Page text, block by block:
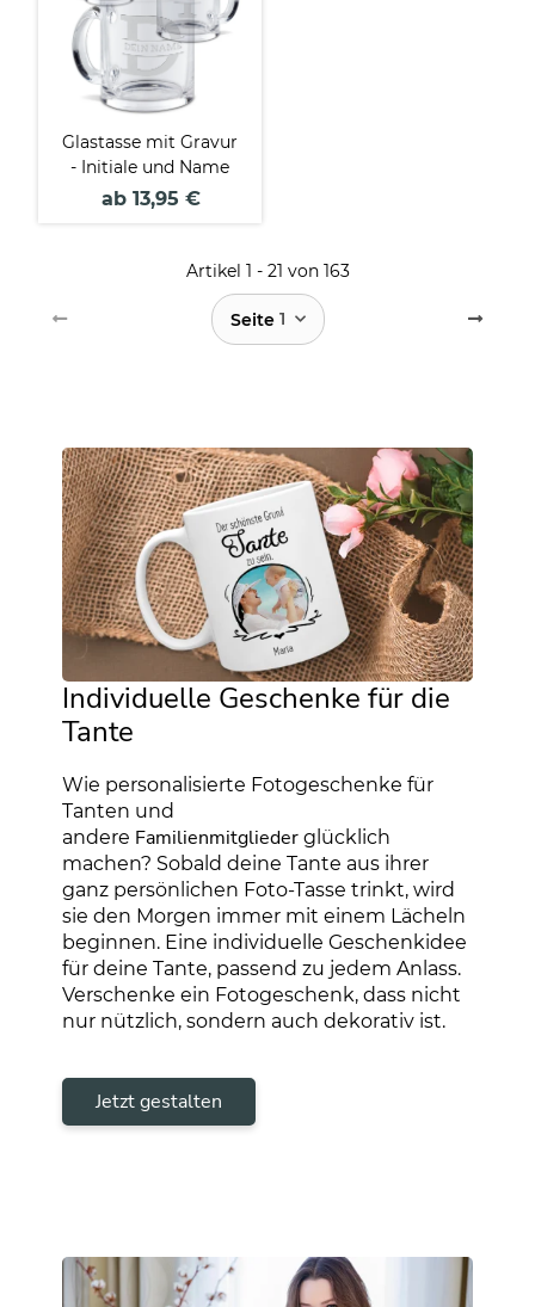
Glastasse mit Gravur
- Initiale und Name
ab 13,95 €
Artikel 1 - 21 von 163
Seite 1
Individuelle Geschenke für die
Tante
Wie personalisierte Fotogeschenke für
Tanten und
andere Familienmitglieder glücklich
machen? Sobald deine Tante aus ihrer
ganz persönlichen Foto-Tasse trinkt, wird
sie den Morgen immer mit einem Lächeln
beginnen. Eine individuelle Geschenkidee
für deine Tante, passend zu jedem Anlass.
Verschenke ein Fotogeschenk, dass nicht
nur nützlich, sondern auch dekorativ ist.
Jetzt gestalten